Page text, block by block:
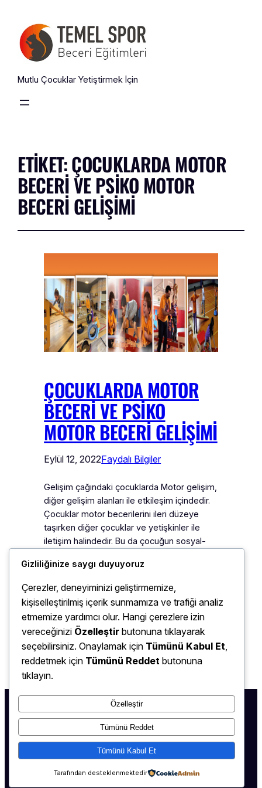
Mutlu Çocuklar Yetiştirmek İçin
ETIKET:ÇOCUKLARDA MOTOR
BECERI VE PSIKO MOTOR
BECERI GELIŞIMI
ÇOCUKLARDA MOTOR
BECERI VE PSIKO
MOTOR BECERI GELIŞIMI
Eylül 12, 2022Faydalı Bilgiler
Gelişim çağındaki çocuklarda Motor gelişim,
diğer gelişim alanları ile etkileşim içindedir.
Çocuklar motor becerilerini ileri düzeye
taşırken diğer çocuklar ve yetişkinler ile
iletişim halindedir. Bu da çocuğun sosyal-
Çocuklar, “Temel Spor Beceri” Eğitimlerine
alanında temel hareket becerileri,
koordinasyon, fiziksel uygunluk, atletik
beceri gelişimi, beden farkındalığı, spor
yapma alışkanlığı ve birçok…
0530 252 18 36–0532 736 08 26
Gizliliğinize saygı duyuyoruz
Çerezler, deneyiminizi geliştirmemize,
kişiselleştirilmiş içerik sunmamıza ve trafiği analiz
etmemize yardımcı olur. Hangi çerezlere izin
vereceğinizi Özelleştir butonuna tıklayarak
seçebilirsiniz. Onaylamak için Tümünü Kabul Et
reddetmek için Tümünü Reddet butonuna
tıklayın.
Özelleştir
Tümünü Reddet
Tümünü Kabul Et
Tarafından desteklenmektedir